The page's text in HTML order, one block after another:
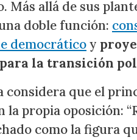
Más allá de sus
doble función:
democráticoy
la transición
considera que el
la propia oposición:
como la figura